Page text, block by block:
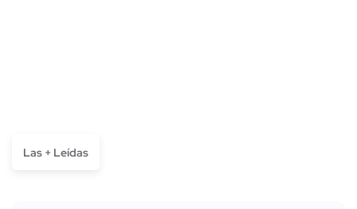
Las + Leídas